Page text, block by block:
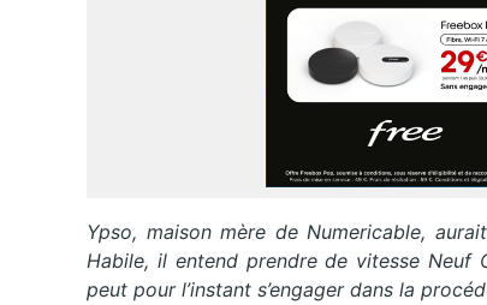
Ypso, maison mère de Numericable,
Habile, il entend prendre de vitesse Neuf
peut pour l’instant s’engager dans la